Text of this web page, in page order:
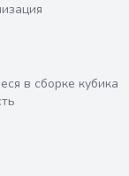
в сборке кубика